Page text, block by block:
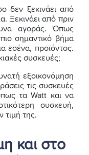
δεν ξεκινάει από
Ξεκινάει από πριν
αγοράς. Όπως
σημαντικό βήμα
εσένα, προϊόντος.
συσκευές;
εξοικονόμηση
τις συσκευές
τα Watt και να
συσκευή,
τιμή της.
και στο